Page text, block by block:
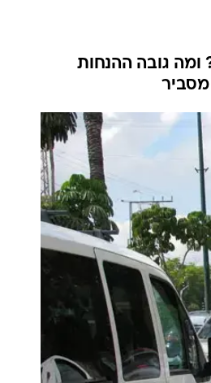
ומה גובה ההנחות
מסביר